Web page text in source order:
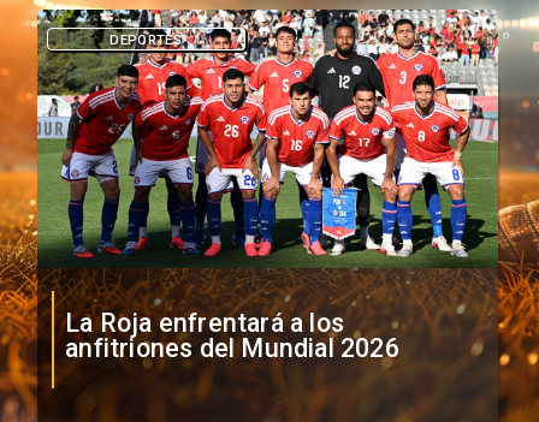
La Roja enfrentará a los
anfitriones del Mundial 2026
DEPORTES